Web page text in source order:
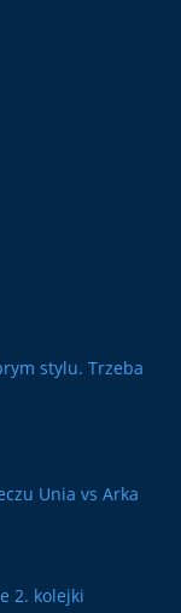
stylu. Trzeba
Unia vs Arka
2. kolejki